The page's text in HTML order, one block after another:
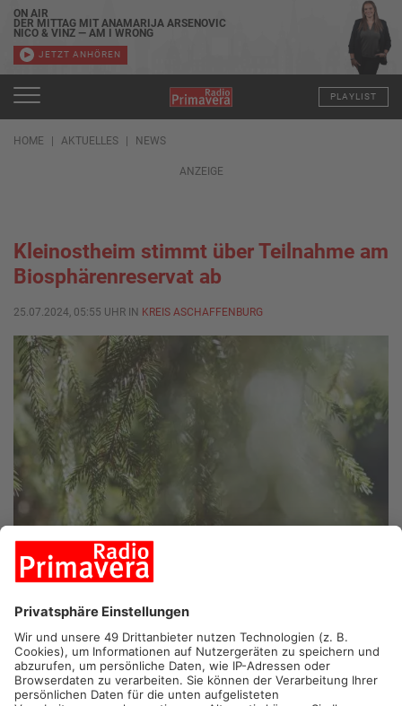
ON AIR
DER MITTAG MIT ANAMARIJA ARSENOVIC
NICO & VINZ — AM I WRONG
JETZT ANHÖREN
PLAYLIST
HOME AKTUELLES NEWS
ANZEIGE
Kleinostheim stimmt über Teilnahme am
Biosphärenreservat ab
25.07.2024, 05:55 UHR IN KREIS ASCHAFFENBURG
KLEINOSTHEIM.In Kleinostheim ist heute Abend im
Gemeinderat das Biosphärenregion im Spessart auf der
Tagesordnung. Die Mitglieder beraten über eine mögliche
Beteiligung am Biosphärenreservat.